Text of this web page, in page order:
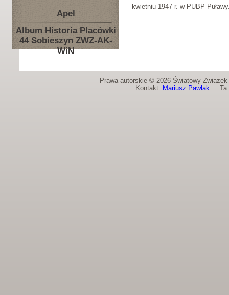
Apel
Album Historia Placówki
44 Sobieszyn ZWZ-AK-
WiN
kwietniu 1947 r. w PUBP
Prawa autorskie © 2026 Światowy
Kontakt: Mariusz PawlakTa